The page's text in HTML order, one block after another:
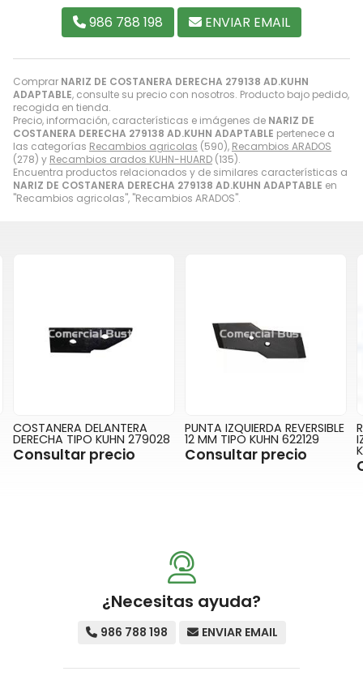
Comprar NARIZ DE COSTANERA DERECHA 279138 AD.KUHN
ADAPTABLE, consulte su precio con nosotros. Producto bajo pedido,
recogida en tienda.
Precio, información, características e imágenes de NARIZ DE
COSTANERA DERECHA 279138 AD.KUHN ADAPTABLE pertenece a
las categorías Recambios agricolas (590), Recambios ARADOS
(278) y Recambios arados KUHN-HUARD (135).
Encuentra productos relacionados y de similares características a
NARIZ DE COSTANERA DERECHA 279138 AD.KUHN ADAPTABLE en
"Recambios agricolas", "Recambios ARADOS".
986 788 198 ENVIAR EMAIL
COSTANERA DELANTERA
DERECHA TIPO KUHN 279028
Consultar precio
PUNTA IZQUIERDA REVERSIBLE
12 MM TIPO KUHN 622129
Consultar precio
¿Necesitas ayuda?
986 788 198 ENVIAR EMAIL